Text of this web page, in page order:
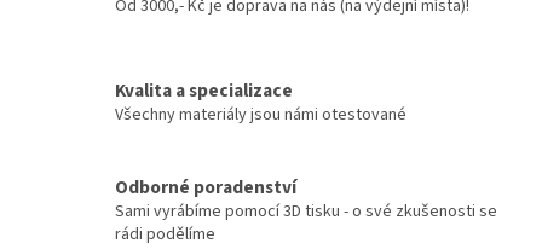
Od 3000,- Kč je doprava na nás (na výdejní místa)!
Kvalita a specializace
Všechny materiály jsou námi otestované
Odborné poradenství
Sami vyrábíme pomocí 3D tisku - o své zkušenosti se
rádi podělíme